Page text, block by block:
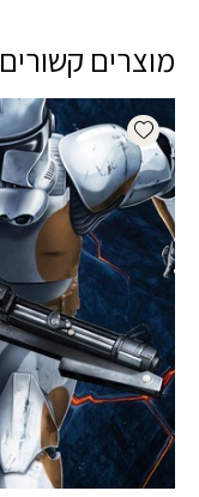
מוצרים קשורים
Add wishlist